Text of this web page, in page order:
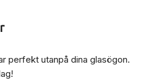
perfekt utanpå dina glasögon.